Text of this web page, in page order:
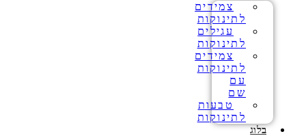
צמידים
לתינוקות
עגילים
לתינוקות
צמידים
לתינוקות
עם
שם
טבעות
לתינוקות
בלוג